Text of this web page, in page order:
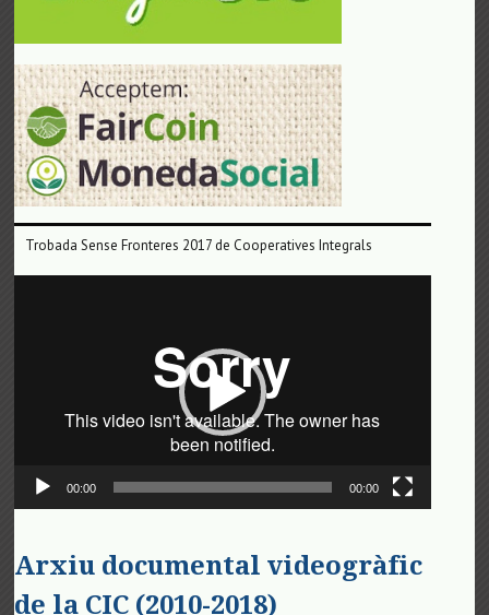
Trobada Sense Fronteres 2017 de Cooperatives Integrals
00:00 00:00
Arxiu documental videogràfic
de la CIC (2010-2018)